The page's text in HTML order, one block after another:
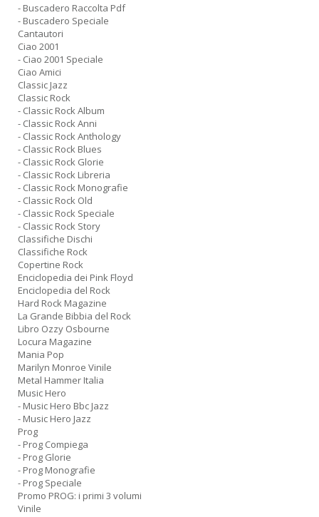
- Buscadero Raccolta Pdf
- Buscadero Speciale
Cantautori
Ciao 2001
- Ciao 2001 Speciale
Ciao Amici
Classic Jazz
Classic Rock
- Classic Rock Album
- Classic Rock Anni
- Classic Rock Anthology
- Classic Rock Blues
- Classic Rock Glorie
- Classic Rock Libreria
- Classic Rock Monografie
- Classic Rock Old
- Classic Rock Speciale
- Classic Rock Story
Classifiche Dischi
Classifiche Rock
Copertine Rock
Enciclopedia dei Pink Floyd
Enciclopedia del Rock
Hard Rock Magazine
La Grande Bibbia del Rock
Libro Ozzy Osbourne
Locura Magazine
Mania Pop
Marilyn Monroe Vinile
Metal Hammer Italia
Music Hero
- Music Hero Bbc Jazz
- Music Hero Jazz
Prog
- Prog Compiega
- Prog Glorie
- Prog Monografie
- Prog Speciale
Promo PROG: i primi 3 volumi
Vinile